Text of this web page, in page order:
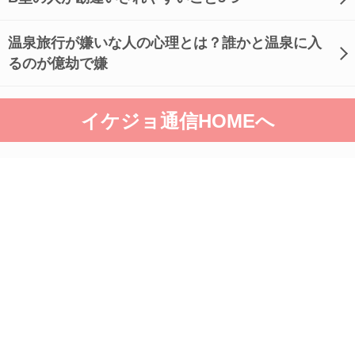
温泉旅行が嫌いな人の心理とは？誰かと温泉に入
るのが億劫で嫌
イケジョ通信HOMEへ